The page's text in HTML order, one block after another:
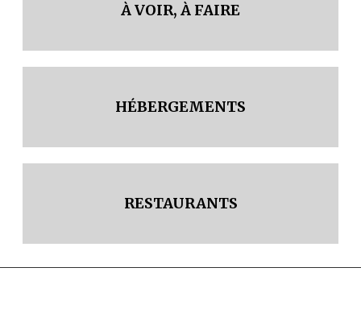
À VOIR, À FAIRE
HÉBERGEMENTS
RESTAURANTS